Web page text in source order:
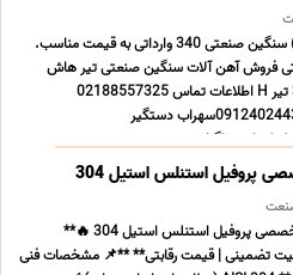
فروش تیر هاش (H) سنگین صنعتی 340 وارداتی به قیمت مناسب.
فروش آهن آلات سنگین صنعتی تیر هاش
سنگین صنعتی 340 تیر H اطلاعات تماس 02188557325
02188551081 09124024437سهراب دستگیر
www.tashfa.com لینک اینستاگرام
پروفیل استنلس استیل 304
**🔥 آگهی فروش تخصصی پروفیل استنلس استیل 304 🔥**
تضمینی | قیمت رقابتی** **📌 مشخصات فنی